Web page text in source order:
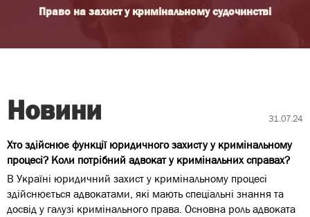
Право на захист у кримінальному судочинстві
Новини 31.07.24
Хто здійснює функції юридичного захисту у кримінальному
процесі? Коли потрібний адвокат у кримінальних справах?
В Україні юридичний захист у кримінальному процесі
здійснюється адвокатами, які мають спеціальні знання та
досвід у галузі кримінального права. Основна роль адвоката